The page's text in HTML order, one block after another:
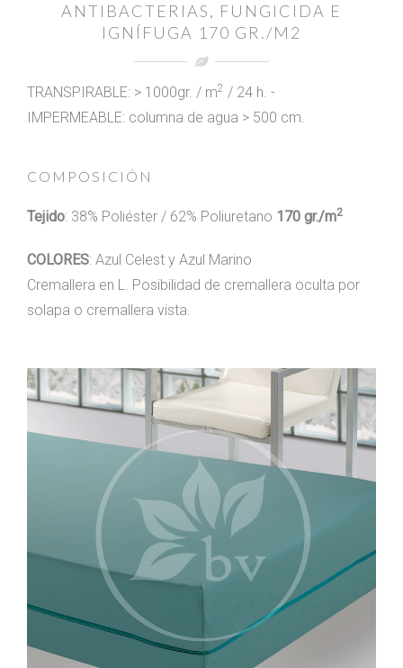
ANTIBACTERIAS, FUNGICIDA E
IGNÍFUGA 170 GR./M2
TRANSPIRABLE: > 1000gr. / m2 / 24 h. -
IMPERMEABLE: columna de agua > 500 cm.
COMPOSICIÓN
Tejido: 38% Poliéster / 62% Poliuretano 170 gr./m2
COLORES: Azul Celest y Azul Marino
Cremallera en L. Posibilidad de cremallera oculta por
solapa o cremallera vista.